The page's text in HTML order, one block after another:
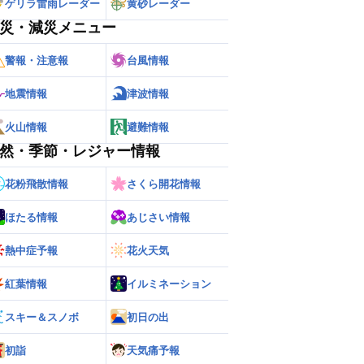
ゲリラ雷雨レーダー 黄砂レーダー
・減災メニュー
警報・注意報 台風情報
地震情報 津波情報
火山情報 避難情報
・季節・レジャー情報
花粉飛散情報 さくら開花情報
ほたる情報 あじさい情報
熱中症予報 花火天気
紅葉情報 イルミネーション
スキー＆スノボ 初日の出
初詣 天気痛予報